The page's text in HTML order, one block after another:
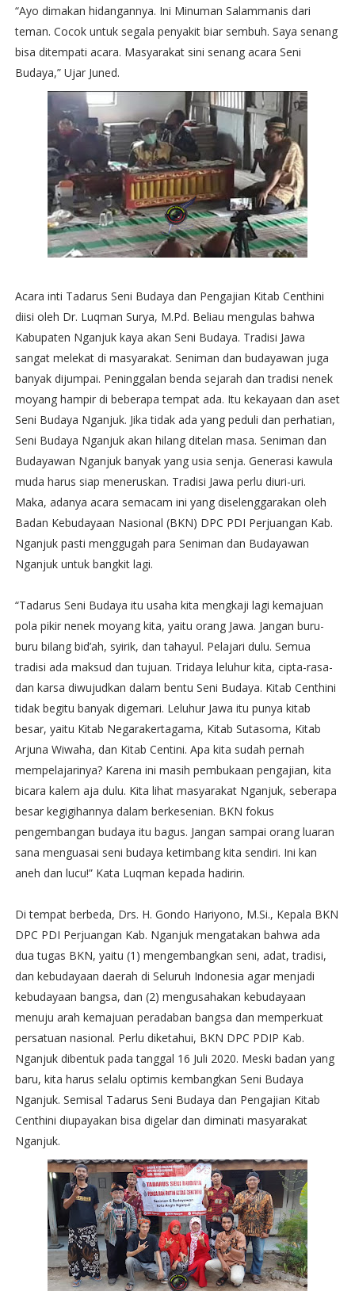
“Ayo dimakan hidangannya. Ini Minuman Salammanis dari
teman. Cocok untuk segala penyakit biar sembuh. Saya senang
bisa ditempati acara. Masyarakat sini senang acara Seni
Budaya,” Ujar Juned.
Acara inti Tadarus Seni Budaya dan Pengajian Kitab Centhini
diisi oleh Dr. Luqman Surya, M.Pd. Beliau mengulas bahwa
Kabupaten Nganjuk kaya akan Seni Budaya. Tradisi Jawa
sangat melekat di masyarakat. Seniman dan budayawan juga
banyak dijumpai. Peninggalan benda sejarah dan tradisi nenek
moyang hampir di beberapa tempat ada. Itu kekayaan dan aset
Seni Budaya Nganjuk. Jika tidak ada yang peduli dan perhatian,
Seni Budaya Nganjuk akan hilang ditelan masa. Seniman dan
Budayawan Nganjuk banyak yang usia senja. Generasi kawula
muda harus siap meneruskan. Tradisi Jawa perlu diuri-uri.
Maka, adanya acara semacam ini yang diselenggarakan oleh
Badan Kebudayaan Nasional (BKN) DPC PDI Perjuangan Kab.
Nganjuk pasti menggugah para Seniman dan Budayawan
Nganjuk untuk bangkit lagi.
“Tadarus Seni Budaya itu usaha kita mengkaji lagi kemajuan
pola pikir nenek moyang kita, yaitu orang Jawa. Jangan buru-
buru bilang bid’ah, syirik, dan tahayul. Pelajari dulu. Semua
tradisi ada maksud dan tujuan. Tridaya leluhur kita, cipta-rasa-
dan karsa diwujudkan dalam bentu Seni Budaya. Kitab Centhini
tidak begitu banyak digemari. Leluhur Jawa itu punya kitab
besar, yaitu Kitab Negarakertagama, Kitab Sutasoma, Kitab
Arjuna Wiwaha, dan Kitab Centini. Apa kita sudah pernah
mempelajarinya? Karena ini masih pembukaan pengajian, kita
bicara kalem aja dulu. Kita lihat masyarakat Nganjuk, seberapa
besar kegigihannya dalam berkesenian. BKN fokus
pengembangan budaya itu bagus. Jangan sampai orang luaran
sana menguasai seni budaya ketimbang kita sendiri. Ini kan
aneh dan lucu!” Kata Luqman kepada hadirin.
Di tempat berbeda, Drs. H. Gondo Hariyono, M.Si., Kepala BKN
DPC PDI Perjuangan Kab. Nganjuk mengatakan bahwa ada
dua tugas BKN, yaitu (1) mengembangkan seni, adat, tradisi,
dan kebudayaan daerah di Seluruh Indonesia agar menjadi
kebudayaan bangsa, dan (2) mengusahakan kebudayaan
menuju arah kemajuan peradaban bangsa dan memperkuat
persatuan nasional. Perlu diketahui, BKN DPC PDIP Kab.
Nganjuk dibentuk pada tanggal 16 Juli 2020. Meski badan yang
baru, kita harus selalu optimis kembangkan Seni Budaya
Nganjuk. Semisal Tadarus Seni Budaya dan Pengajian Kitab
Centhini diupayakan bisa digelar dan diminati masyarakat
Nganjuk.